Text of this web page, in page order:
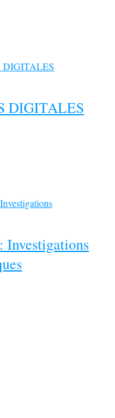
DIGITALES
Investigations